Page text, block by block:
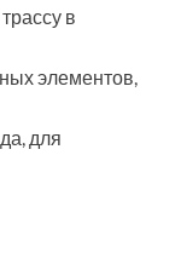
в
элементов,
для